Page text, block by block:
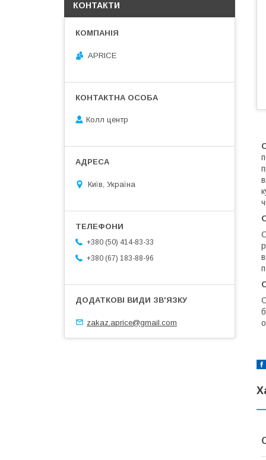
КОНТАКТИ
APRICE
Колл центр
Київ, Україна
+380 (50) 414-83-33
+380 (67) 183-88-96
zakaz.aprice@gmail.com